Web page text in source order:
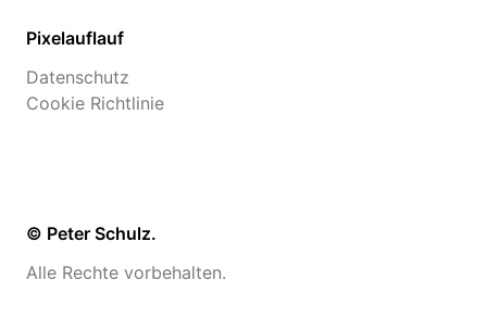
Pixelauflauf
Datenschutz
Cookie Richtlinie
© Peter Schulz.
Alle Rechte vorbehalten.